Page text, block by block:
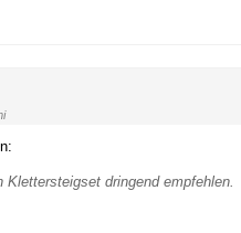
dringend empfehlen.